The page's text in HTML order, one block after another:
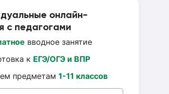
онлайн-
с педагогами
вводное занятие
к ЕГЭ/ОГЭ и ВПР
предметам 1-11 классов